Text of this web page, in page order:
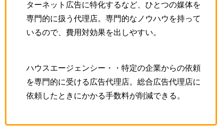
ターネット広告に特化するなど、ひとつの媒体を
専門的に扱う代理店。専門的なノウハウを持って
いるので、費用対効果を出しやすい。
ハウスエージェンシー・・特定の企業からの依頼
を専門的に受ける広告代理店。総合広告代理店に
依頼したときにかかる手数料が削減できる。